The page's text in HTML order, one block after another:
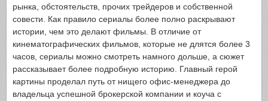
рынка, обстоятельств, прочих трейдеров и собственной
совести. Как правило сериалы более полно раскрывают
истории, чем это делают фильмы. В отличие от
кинематографических фильмов, которые не длятся более 3
часов, сериалы можно смотреть намного дольше, а сюжет
рассказывает более подробную историю. Главный герой
картины проделал путь от нищего офис-менеджера до
владельца успешной брокерской компании и коуча с